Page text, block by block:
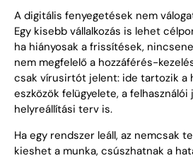
A digitális fenyegetések nem
Egy kisebb vállalkozás is lehet
ha hiányosak a frissítések,
nem megfelelő a hozzáférés-
csak vírusirtót jelent: ide tartozik a
eszközök felügyelete, a
helyreállítási terv is.
Ha egy rendszer leáll, az nemcsak
kieshet a munka, csúszhatnak a